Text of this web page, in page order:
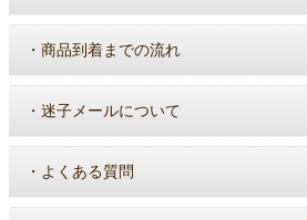
・ 商品到着までの流れ
・ 迷子メールについて
・ よくある質問